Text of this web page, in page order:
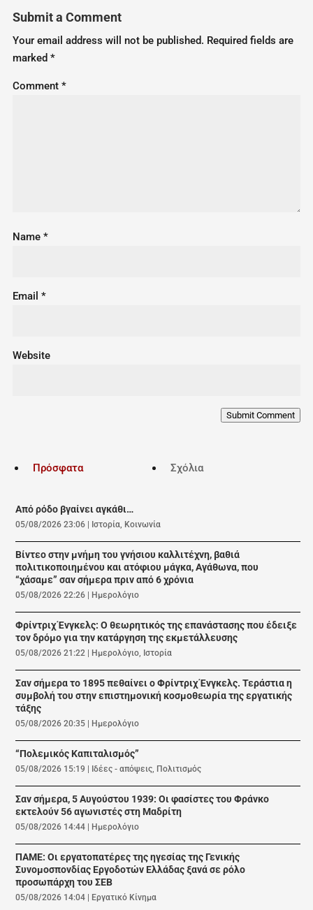
Submit a Comment
Your email address will not be published. Required fields are
marked *
Comment *
Name *
Email *
Website
Submit Comment
Πρόσφατα Σχόλια
Από ρόδο βγαίνει αγκάθι…
05/08/2026 23:06 Ιστορία, Κοινωνία
Βίντεο στην μνήμη του γνήσιου καλλιτέχνη, βαθιά
πολιτικοποιημένου και ατόφιου μάγκα, Αγάθωνα, που
“χάσαμε” σαν σήμερα πριν από 6 χρόνια
05/08/2026 22:26 Ημερολόγιο
Φρίντριχ Ένγκελς: Ο θεωρητικός της επανάστασης που έδειξε
τον δρόμο για την κατάργηση της εκμετάλλευσης
05/08/2026 21:22 Ημερολόγιο, Ιστορία
Σαν σήμερα το 1895 πεθαίνει ο Φρίντριχ Ένγκελς. Τεράστια η
συμβολή του στην επιστημονική κοσμοθεωρία της εργατικής
τάξης
05/08/2026 20:35 Ημερολόγιο
“Πολεμικός Καπιταλισμός”
05/08/2026 15:19 Ιδέες - απόψεις, Πολιτισμός
Σαν σήμερα, 5 Αυγούστου 1939: Οι φασίστες του Φράνκο
εκτελούν 56 αγωνιστές στη Μαδρίτη
05/08/2026 14:44 Ημερολόγιο
ΠΑΜΕ: Οι εργατοπατέρες της ηγεσίας της Γενικής
Συνομοσπονδίας Εργοδοτών Ελλάδας ξανά σε ρόλο
προσωπάρχη του ΣΕΒ
05/08/2026 14:04 Εργατικό Κίνημα